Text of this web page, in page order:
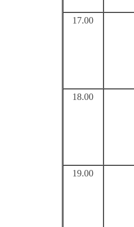
17.00
18.00
19.00